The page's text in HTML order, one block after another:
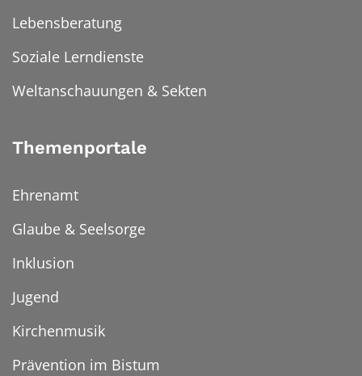
Lebensberatung
Soziale Lerndienste
Weltanschauungen & Sekten
Themenportale
Ehrenamt
Glaube & Seelsorge
Inklusion
Jugend
Kirchenmusik
Prävention im Bistum